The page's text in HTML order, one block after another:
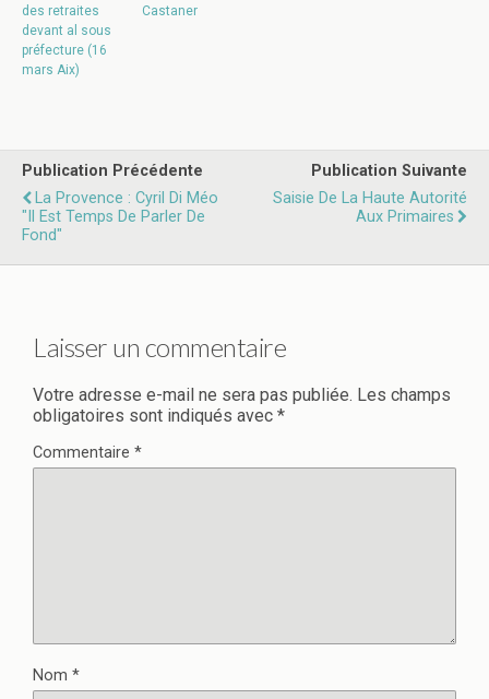
des retraites
devant al sous
préfecture (16
mars Aix)
Castaner
Publication Précédente
La Provence : Cyril Di Méo
"Il Est Temps De Parler De
Fond"
Publication Suivante
Saisie De La Haute Autorité
Aux Primaires
Laisser un commentaire
Votre adresse e-mail ne sera pas publiée. Les champs
obligatoires sont indiqués avec *
Commentaire *
Nom *